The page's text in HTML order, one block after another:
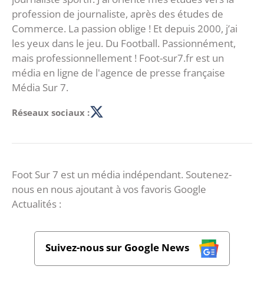
profession de journaliste, après des études de
Commerce. La passion oblige ! Et depuis 2000, j’ai
les yeux dans le jeu. Du Football. Passionnément,
mais professionnellement ! Foot-sur7.fr est un
média en ligne de l'agence de presse française
Média Sur 7.
Réseaux sociaux :
Foot Sur 7 est un média indépendant. Soutenez-
nous en nous ajoutant à vos favoris Google
Actualités :
Suivez-nous sur Google News